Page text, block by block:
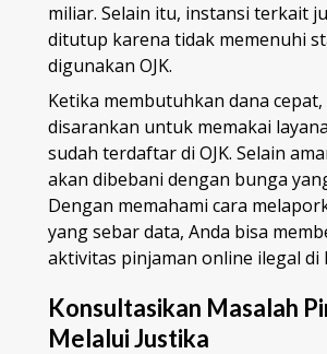
miliar. Selain itu, instansi terkait
ditutup karena tidak memenuhi
digunakan OJK.
Ketika membutuhkan dana cepat,
disarankan untuk memakai
sudah terdaftar di OJK. Selain
akan dibebani dengan bunga
Dengan memahami cara
yang sebar data, Anda bisa
aktivitas pinjaman online ilegal di
Konsultasikan Masalah
Melalui Justika